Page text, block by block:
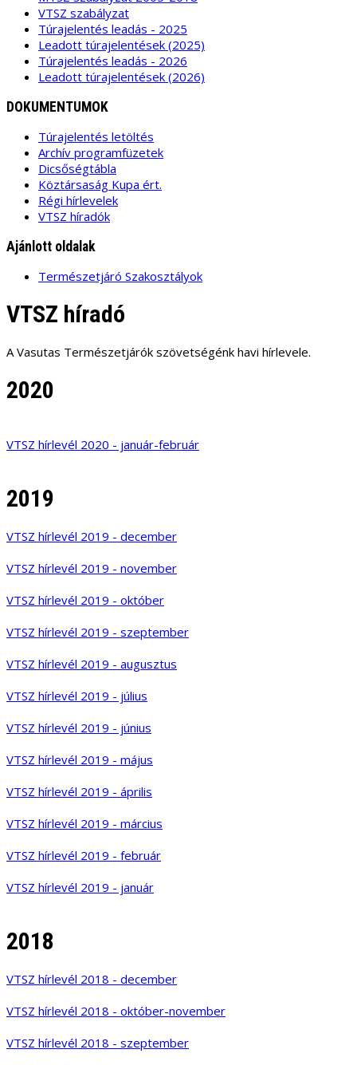
VTSZ szabályzat
Túrajelentés leadás - 2025
Leadott túrajelentések (2025)
Túrajelentés leadás - 2026
Leadott túrajelentések (2026)
DOKUMENTUMOK
Túrajelentés letöltés
Archív programfüzetek
Dicsőségtábla
Köztársaság Kupa ért.
Régi hírlevelek
VTSZ híradók
Ajánlott oldalak
Természetjáró Szakosztályok
VTSZ híradó
A Vasutas Természetjárók szövetségénk havi hírlevele.
2020
VTSZ hírlevél 2020 - január-február
2019
VTSZ hírlevél 2019 - december
VTSZ hírlevél 2019 - november
VTSZ hírlevél 2019 - október
VTSZ hírlevél 2019 - szeptember
VTSZ hírlevél 2019 - augusztus
VTSZ hírlevél 2019 - július
VTSZ hírlevél 2019 - június
VTSZ hírlevél 2019 - május
VTSZ hírlevél 2019 - április
VTSZ hírlevél 2019 - március
VTSZ hírlevél 2019 - február
VTSZ hírlevél 2019 - január
2018
VTSZ hírlevél 2018 - december
VTSZ hírlevél 2018 - október-november
VTSZ hírlevél 2018 - szeptember